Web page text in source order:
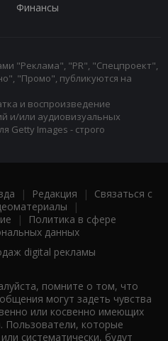
Финансы
"Реклама", "PR", "Спецпроект",
"Промо", публикуются на
и воспроизведение
и/или аудиовизуальных
Getty Images - строго
| Редакция | Связаться с
|
|
Политика в сфере
данных
digital рекламы
помните о том, что
могут задеть чувства
или косвенно имеющих
Пользователи, которые
систематически, будут